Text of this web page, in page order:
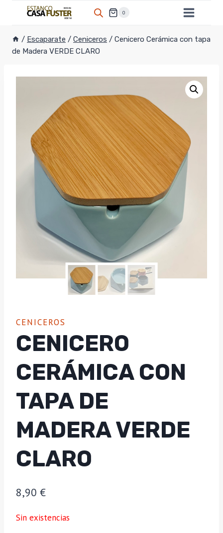
0
/ Escaparate / Ceniceros / Cenicero Cerámica con tapa
de Madera VERDE CLARO
CENICEROS
CENICERO
CERÁMICA CON
TAPA DE
MADERA VERDE
CLARO
8,90 €
Sin existencias